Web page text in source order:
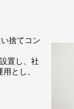
捨てコン
置し、社
とし、